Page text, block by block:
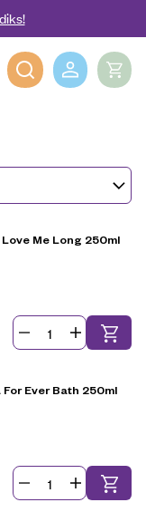
Me Long 250ml
Ever Bath 250ml